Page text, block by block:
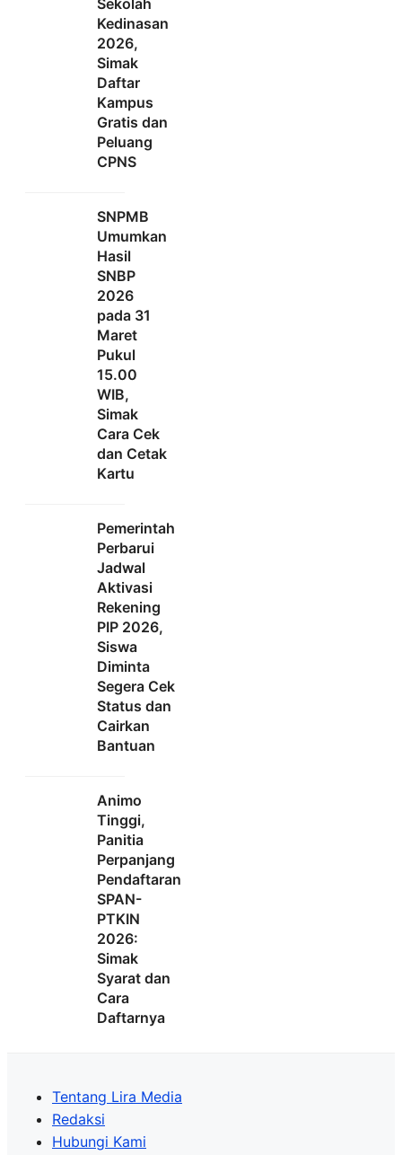
Sekolah
Kedinasan
2026,
Simak
Daftar
Kampus
Gratis dan
Peluang
CPNS
SNPMB
Umumkan
Hasil
SNBP
2026
pada 31
Maret
Pukul
15.00
WIB,
Simak
Cara Cek
dan Cetak
Kartu
Pemerintah
Perbarui
Jadwal
Aktivasi
Rekening
PIP 2026,
Siswa
Diminta
Segera Cek
Status dan
Cairkan
Bantuan
Animo
Tinggi,
Panitia
Perpanjang
Pendaftaran
SPAN-
PTKIN
2026:
Simak
Syarat dan
Cara
Daftarnya
Tentang Lira Media
Redaksi
Hubungi Kami